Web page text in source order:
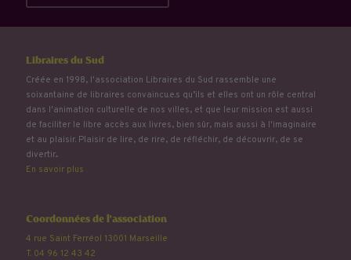
Libraires du Sud
Créée en 1998, l'association Libraires du Sud rassemble une
soixantaine de libraires convaincu.e.s qu’ils et elles ont un rôle central
dans l'animation culturelle de nos villes, et que leur mission est aussi
de faciliter le libre accès aux livres, bien sûr, mais aussi à l'imaginaire
et au plaisir. Plaisir de lire, de rire, de réfléchir, de découvrir, de se
divertir...
En savoir plus
Coordonnées de l'association
4 rue Saint Ferréol 13001 Marseille
T. 04 96 12 43 42